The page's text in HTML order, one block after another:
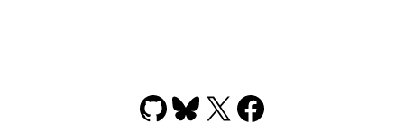
GitHub
Bluesky
X Facebook